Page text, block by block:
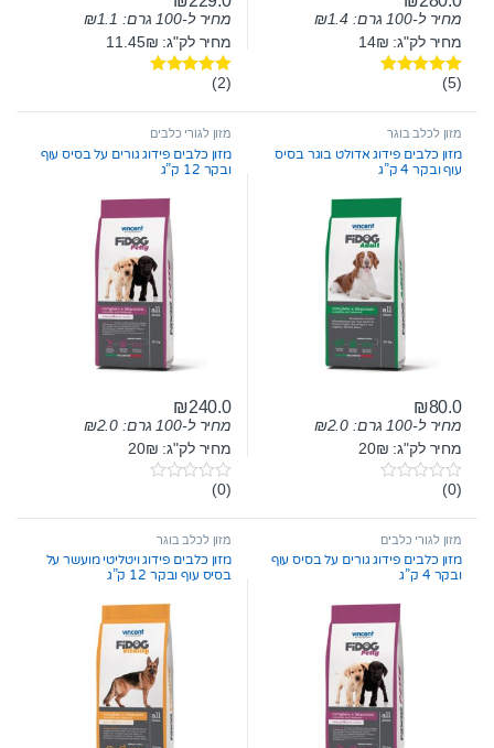
מחיר ל-100 גרם: ₪1.4
מחיר לק"ג: 14₪
דורג(5)
מחיר ל-100 גרם: ₪1.1
מחיר לק"ג: 11.45₪
דורג(2)
מזון לכלב בוגר
מזון כלבים פידוג אדולט בוגר בסיס
עוף ובקר 4 ק”ג
₪80.0
מחיר ל-100 גרם: ₪2.0
מחיר לק"ג: 20₪
0
t
o
f
5
(0)
מזון לגורי כלבים
מזון כלבים פידוג גורים על בסיס עוף
ובקר 12 ק”ג
₪240.0
מחיר ל-100 גרם: ₪2.0
מחיר לק"ג: 20₪
0
t
o
f
5
(0)
מזון לגורי כלבים
מזון כלבים פידוג גורים על בסיס עוף
ובקר 4 ק”ג
מזון לכלב בוגר
מזון כלבים פידוג ויטליטי מועשר על
בסיס עוף ובקר 12 ק”ג